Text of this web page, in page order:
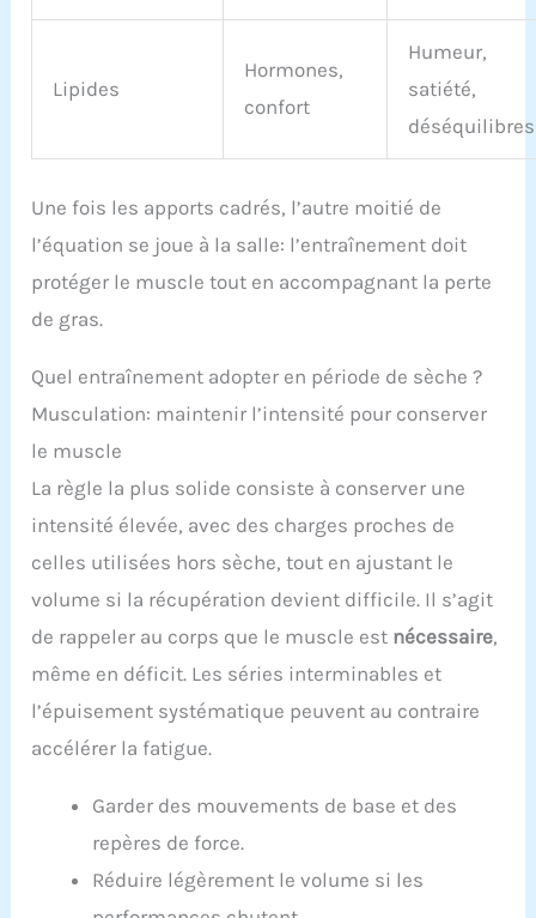
Lipides
Hormones,
confort
Humeur,
satiété,
déséquilibres
Une fois les apports cadrés, l’autre moitié de
l’équation se joue à la salle: l’entraînement doit
protéger le muscle tout en accompagnant la perte
de gras.
Quel entraînement adopter en période de sèche ?
Musculation: maintenir l’intensité pour conserver
le muscle
La règle la plus solide consiste à conserver une
intensité élevée, avec des charges proches de
celles utilisées hors sèche, tout en ajustant le
volume si la récupération devient difficile. Il s’agit
de rappeler au corps que le muscle est nécessaire,
même en déficit. Les séries interminables et
l’épuisement systématique peuvent au contraire
accélérer la fatigue.
Garder des mouvements de base et des
repères de force.
Réduire légèrement le volume si les